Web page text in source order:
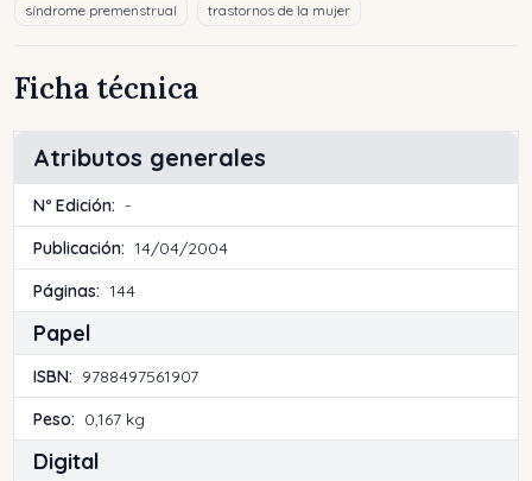
síndrome premenstrual trastornos de la mujer
Ficha técnica
Atributos generales
Nº Edición: -
Publicación: 14/04/2004
Páginas: 144
Papel
ISBN: 9788497561907
Peso: 0,167 kg
Digital